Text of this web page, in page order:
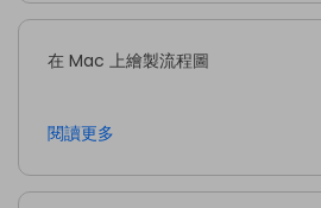
在 Mac 上繪製流程圖
閱讀更多